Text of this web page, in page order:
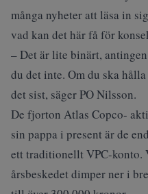
många nyheter att läsa in
vad kan det här få för
– Det är lite binärt,
du det inte. Om du ska
det sist, säger PO Nilsson.
De fjorton Atlas Copco-
sin pappa i present är de
ett traditionellt VPC-konto.
årsbeskedet dimper ner i